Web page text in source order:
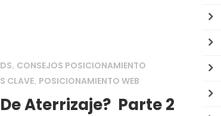
, CONSEJOS POSICIONAMIENTO
CLAVE, POSICIONAMIENTO WEB
Aterrizaje? Parte 2